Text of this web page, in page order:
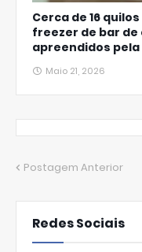
Cerca de 16
freezer de bar
apreendidos pela
Maio 21, 2026
Postagem Anterior
Redes Sociais